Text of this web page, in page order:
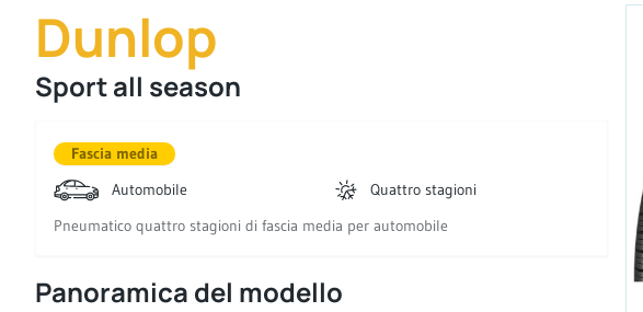
Dunlop
Sport all season
Fascia media
Automobile
Quattro stagioni
Pneumatico quattro stagioni di fascia media per automobile
Panoramica del modello